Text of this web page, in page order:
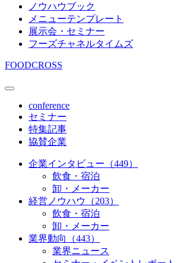
ノウハウブック
メニューテンプレート
展示会・セミナー
フーズチャネルタイムズ
FOODCROSS
conference
セミナー
特集記事
協賛企業
企業インタビュー（449）
飲食・宿泊
卸・メーカー
経営ノウハウ（203）
飲食・宿泊
卸・メーカー
業界動向（443）
業界ニュース